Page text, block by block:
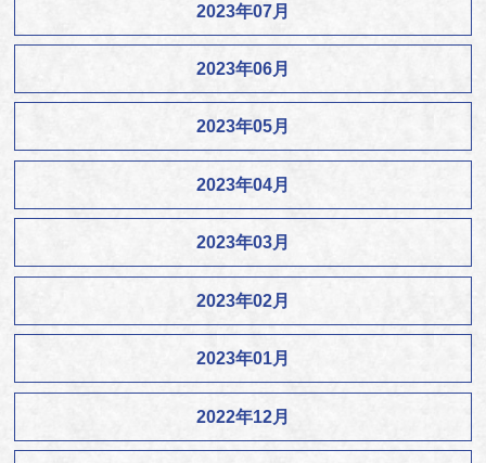
2023年07月
2023年06月
2023年05月
2023年04月
2023年03月
2023年02月
2023年01月
2022年12月